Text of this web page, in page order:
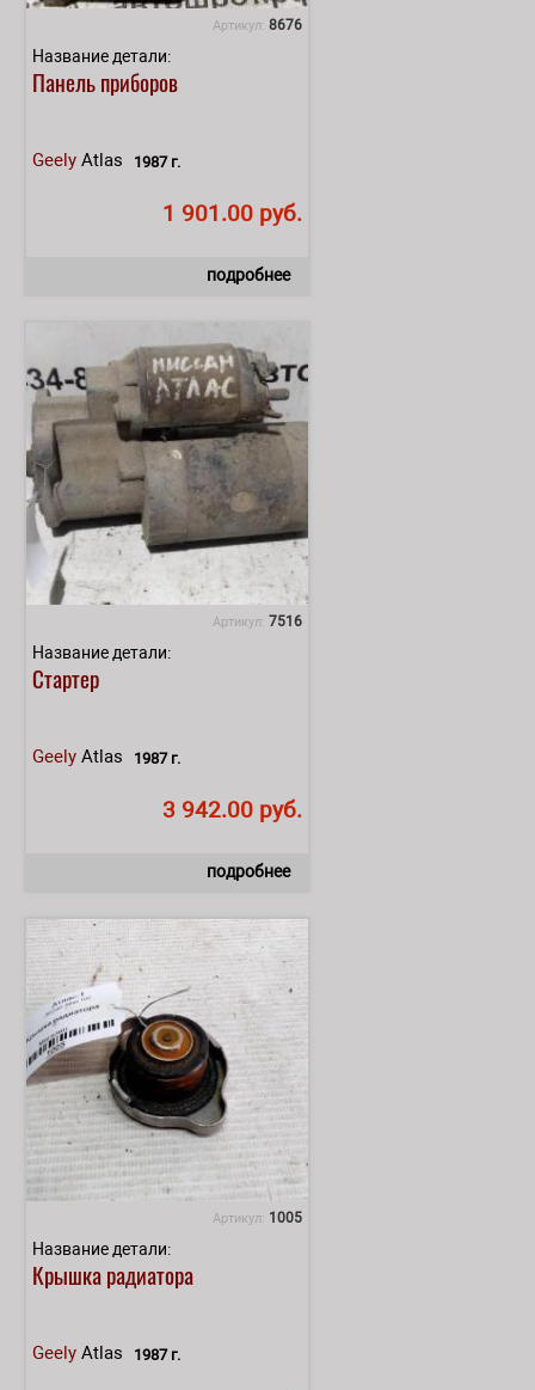
Артикул: 8676
Название детали:
Панель приборов
Geely Atlas 1987 г.
1 901.00 руб.
подробнее
Артикул: 7516
Название детали:
Стартер
Geely Atlas 1987 г.
3 942.00 руб.
подробнее
Артикул: 1005
Название детали:
Крышка радиатора
Geely Atlas 1987 г.